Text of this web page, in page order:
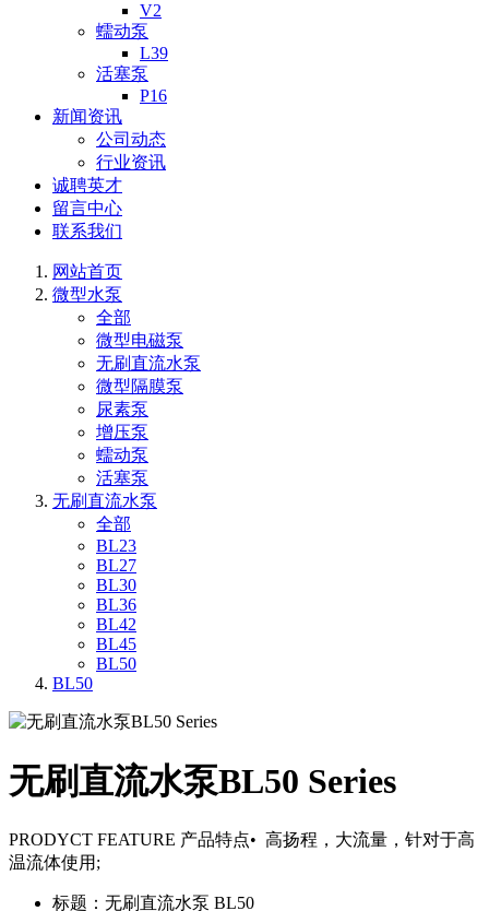
V2
蠕动泵
L39
活塞泵
P16
新闻资讯
公司动态
行业资讯
诚聘英才
留言中心
联系我们
网站首页
微型水泵
全部
微型电磁泵
无刷直流水泵
微型隔膜泵
尿素泵
增压泵
蠕动泵
活塞泵
无刷直流水泵
全部
BL23
BL27
BL30
BL36
BL42
BL45
BL50
BL50
无刷直流水泵BL50 Series
PRODYCT FEATURE 产品特点• 高扬程，大流量，针对于高
温流体使用;
标题：无刷直流水泵 BL50